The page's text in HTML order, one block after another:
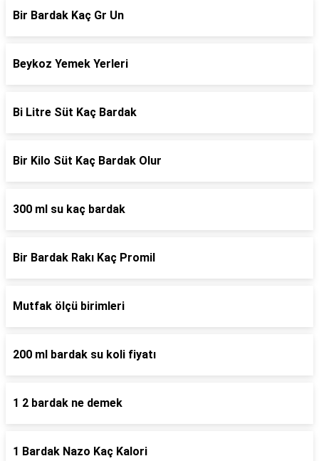
Bir Bardak Kaç Gr Un
Beykoz Yemek Yerleri
Bi Litre Süt Kaç Bardak
Bir Kilo Süt Kaç Bardak Olur
300 ml su kaç bardak
Bir Bardak Rakı Kaç Promil
Mutfak ölçü birimleri
200 ml bardak su koli fiyatı
1 2 bardak ne demek
1 Bardak Nazo Kaç Kalori